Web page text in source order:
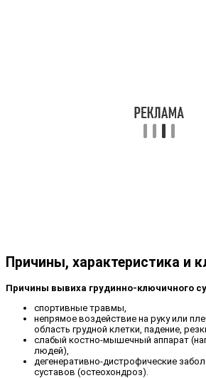
Причины, характеристика и
Причины вывиха грудинно-ключичного
спортивные травмы,
непрямое воздействие на руку или
область грудной клетки, падение,
слабый костно-мышечный аппарат
людей),
дегенеративно-дистрофические
суставов (остеохондроз).